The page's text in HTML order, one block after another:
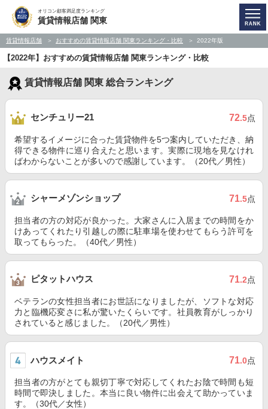
オリコン顧客満足度ランキング
賃貸情報店舗 関東
賃貸情報店舗 おすすめの賃貸情報店舗 関東ランキング・比較 2022年版
【2022年】おすすめの賃貸情報店舗 関東ランキング・比較
賃貸情報店舗 関東 総合ランキング
センチュリー21 72.5点
希望するイメージに合った賃貸物件を5つ案内していただき、納
得できる物件に巡り合えたと思います。実際に現地を見なけれ
ばわからないことが多いので感謝しています。（20代／男性）
シャーメゾンショップ 71.5点
担当者の方の対応が良かった。大家さんに入居までの時間をか
けあってくれたり引越しの際に駐車場を使わせてもらう許可を
取ってもらった。（40代／男性）
ピタットハウス 71.2点
ベテランの女性担当者にお世話になりましたが、ソフトな対応
力と臨機応変さに私が驚いたくらいです。社員教育がしっかり
されていると感じました。（20代／男性）
ハウスメイト 71.0点
担当者の方がとても親切丁寧で対応してくれたお陰で時間も短
時間で即決しました。本当に良い物件に出会えて助かっていま
す。（30代／女性）